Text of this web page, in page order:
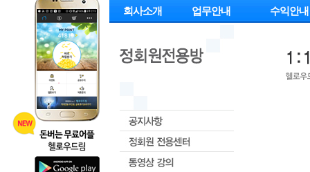
회사소개 업무안내 수익안내